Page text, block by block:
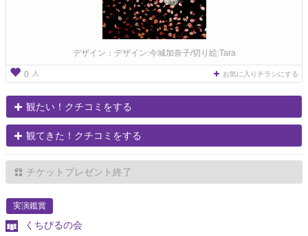
デザイン：デザイン:今城加奈子/切り絵:Tara
0 人 お気に入りチラシにする
観たい！クチコミをする
観てきた！クチコミをする
チケットプレゼント終了
実演鑑賞
くちびるの会